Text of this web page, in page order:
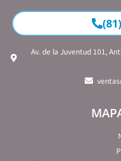
Av. de la Juventud 101,